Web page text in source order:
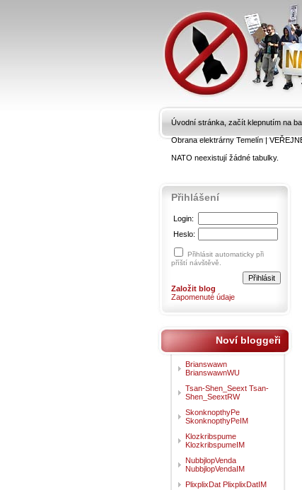
Úvodní stránka, začít klepnutím na
Obrana elektrárny Temelín|
NATO neexistují žádné tabulky.
Přihlášení
Login:
Heslo:
Přihlásit automaticky při
příští návštěvě.
Založit blog
Zapomenuté údaje
Noví bloggeři
Brianswawn
BrianswawnWU
Tsan-Shen_Seext Tsan-
Shen_SeextRW
SkonknopthyPe
SkonknopthyPeIM
Klozkribspume
KlozkribspumeIM
NubbjlopVenda
NubbjlopVendaIM
PlixplixDat PlixplixDatIM